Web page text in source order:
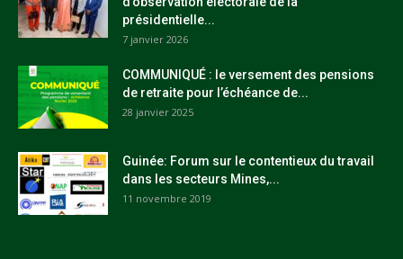
présidentielle...
7 janvier 2026
COMMUNIQUÉ : le versement des pensions
de retraite pour l’échéance de...
28 janvier 2025
Guinée: Forum sur le contentieux du travail
dans les secteurs Mines,...
11 novembre 2019